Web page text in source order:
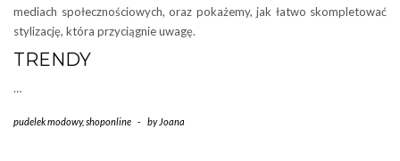
mediach społecznościowych, oraz pokażemy, jak łatwo skompletować
stylizację, która przyciągnie uwagę.
TRENDY
…
pudelek modowy,shoponline - by Joana